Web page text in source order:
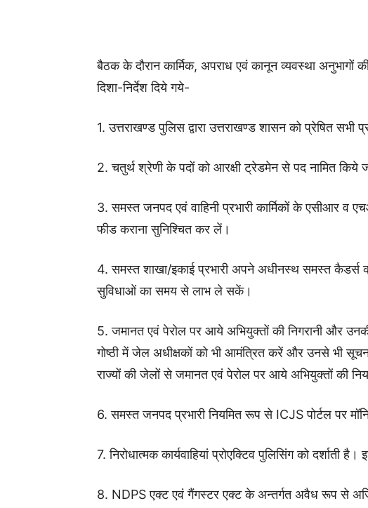
बैठक के दौरान कार्मिक, अपराध एवं कानून व्यवस्था अनुभागों
दिशा-निर्देश दिये गये-
1. उत्तराखण्ड पुलिस द्वारा उत्तराखण्ड शासन को प्रेषित सभी
2. चतुर्थ श्रेणी के पदों को आरक्षी ट्रेडमेन से पद नामित किये
3. समस्त जनपद एवं वाहिनी प्रभारी कार्मिकों के एसीआर
फीड कराना सुनिश्चित कर लें।
4. समस्त शाखा/इकाई प्रभारी अपने अधीनस्थ समस्त कैडर्स
सुविधाओं का समय से लाभ ले सकें।
5. जमानत एवं पेरोल पर आये अभियुक्तों की निगरानी और
गोष्ठी में जेल अधीक्षकों को भी आमंत्रित करें और उनसे भी
राज्यों की जेलों से जमानत एवं पेरोल पर आये अभियुक्तों की
6. समस्त जनपद प्रभारी नियमित रूप से ICJS पोर्टल पर
7. निरोधात्मक कार्यवाहियां प्रोएक्टिव पुलिसिंग को दर्शाती
8. NDPS एक्ट एवं गैंगस्टर एक्ट के अन्तर्गत अवैध रूप से